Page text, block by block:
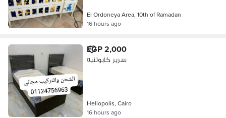
El Ordoneya Area, 10th of Ramadan
16 hours ago
EGP 2,000
سرير كابوتنيه
Heliopolis, Cairo
16 hours ago